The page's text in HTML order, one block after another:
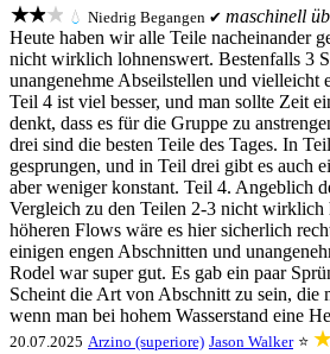
★★★ 💧 Niedrig Begangen ✔ maschinell
Heute haben wir alle Teile nacheinander
nicht wirklich lohnenswert. Bestenfalls 3
unangenehme Abseilstellen und vielleicht
Teil 4 ist viel besser, und man sollte Zeit
denkt, dass es für die Gruppe zu
drei sind die besten Teile des Tages. In
gesprungen, und in Teil drei gibt es auch
aber weniger konstant. Teil 4. Angeblich
Vergleich zu den Teilen 2-3 nicht wirklich
höheren Flows wäre es hier sicherlich
einigen engen Abschnitten und
Rodel war super gut. Es gab ein paar
Scheint die Art von Abschnitt zu sein, die
wenn man bei hohem Wasserstand eine
20.07.2025 Arzino (superiore) Jason Walker ⭐